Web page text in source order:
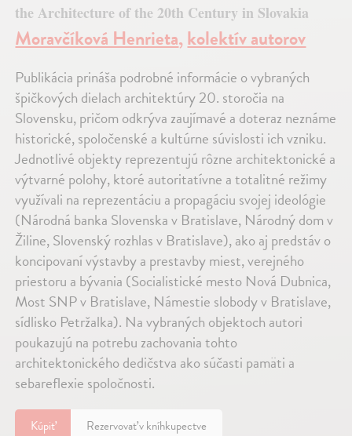
the Architecture of the 20th Century in Slovakia
Moravčíková Henrieta,kolektív autorov
Publikácia prináša podrobné informácie o vybraných
špičkových dielach architektúry 20. storočia na
Slovensku, pričom odkrýva zaujímavé a doteraz neznáme
historické, spoločenské a kultúrne súvislosti ich vzniku.
Jednotlivé objekty reprezentujú rôzne architektonické a
výtvarné polohy, ktoré autoritatívne a totalitné režimy
využívali na reprezentáciu a propagáciu svojej ideológie
(Národná banka Slovenska v Bratislave, Národný dom v
Žiline, Slovenský rozhlas v Bratislave), ako aj predstáv o
koncipovaní výstavby a prestavby miest, verejného
priestoru a bývania (Socialistické mesto Nová Dubnica,
Most SNP v Bratislave, Námestie slobody v Bratislave,
sídlisko Petržalka). Na vybraných objektoch autori
poukazujú na potrebu zachovania tohto
architektonického dedičstva ako súčasti pamäti a
sebareflexie spoločnosti.
Kúpiť Rezervovať v kníhkupectve